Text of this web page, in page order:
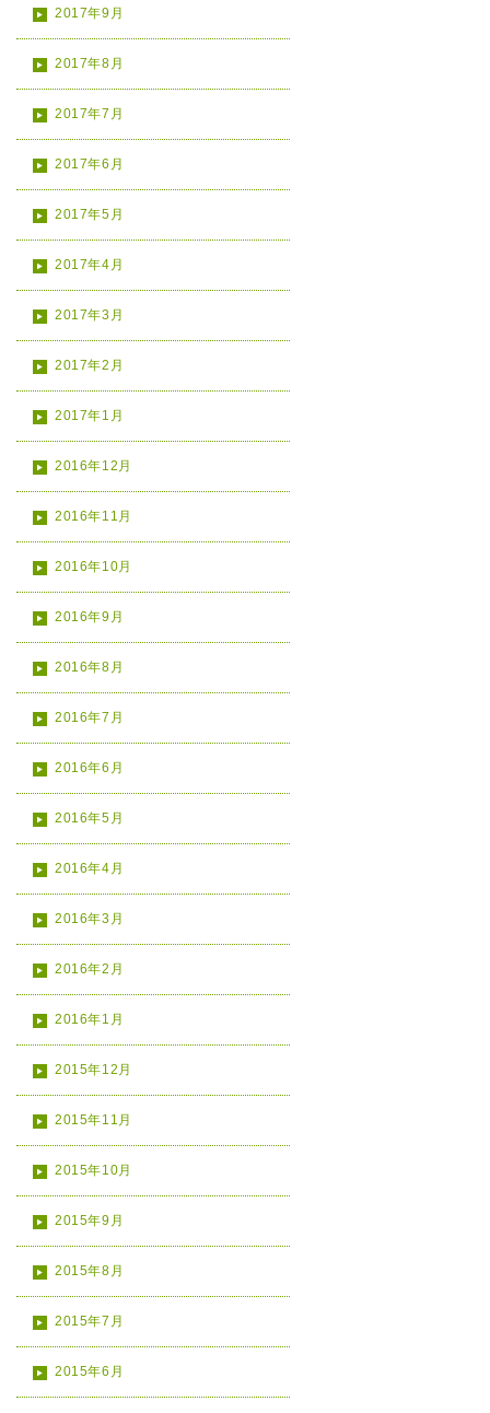
2017年9月
2017年8月
2017年7月
2017年6月
2017年5月
2017年4月
2017年3月
2017年2月
2017年1月
2016年12月
2016年11月
2016年10月
2016年9月
2016年8月
2016年7月
2016年6月
2016年5月
2016年4月
2016年3月
2016年2月
2016年1月
2015年12月
2015年11月
2015年10月
2015年9月
2015年8月
2015年7月
2015年6月